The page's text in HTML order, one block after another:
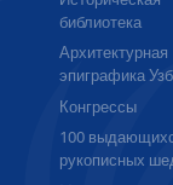
библиотека
Архитектурная
эпиграфика
Конгрессы
100
рукописных